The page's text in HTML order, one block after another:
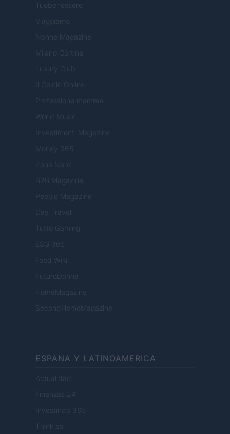
Tuobenessere
Viaggiamo
Nonne Magazine
Milano Cortina
Luxury Club
Il Calcio Online
Professione mamma
World Music
Investimenti Magazine
Money 365
Zona Nerd
B2B Magazine
People Magazine
Day Travel
Tutto Gaming
ESG 365
Food Wiki
FuturoDonna
HomeMagazine
SecondHomeMagazine
ESPANA Y LATINOAMERICA
Actualidad
Finanzas 24
Investindo 365
Think.es